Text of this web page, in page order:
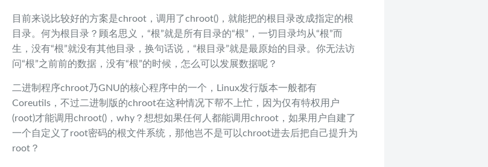
目前来说比较好的方案是chroot，调用了chroot()，就能把的根目录改成指定的根
目录。何为根目录？顾名思义，“根”就是所有目录的“根”，一切目录均从“根”而
生，没有“根”就没有其他目录，换句话说，“根目录”就是最原始的目录。你无法访
问“根”之前前的数据，没有“根”的时候，怎么可以发展数据呢？
二进制程序chroot乃GNU的核心程序中的一个，Linux发行版本一般都有
Coreutils，不过二进制版的chroot在这种情况下帮不上忙，因为仅有特权用户
(root)才能调用chroot()，why？想想如果任何人都能调用chroot，如果用户自建了
一个自定义了root密码的根文件系统，那他岂不是可以chroot进去后把自己提升为
root？